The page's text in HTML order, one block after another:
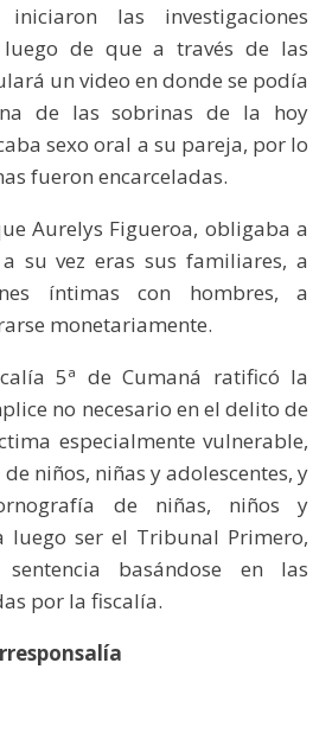
las investigaciones
luego de que a través de las
un video en donde se podía
de las sobrinas de la hoy
sexo oral a su pareja, por lo
fueron encarceladas.
Aurelys Figueroa, obligaba a
su vez eras sus familiares, a
íntimas con hombres, a
monetariamente.
5ª de Cumaná ratificó la
no necesario en el delito de
especialmente vulnerable,
niños, niñas y adolescentes, y
de niñas, niños y
luego ser el Tribunal Primero,
basándose en las
por la fiscalía.